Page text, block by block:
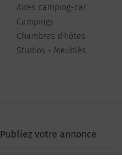
Aires camping-car
Campings
Chambres d'hôtes
Studios - Meublés
Publiez votre annonce